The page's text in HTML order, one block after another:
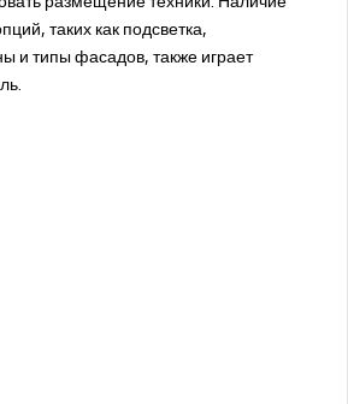
таких как подсветка,
и типы фасадов, также играет